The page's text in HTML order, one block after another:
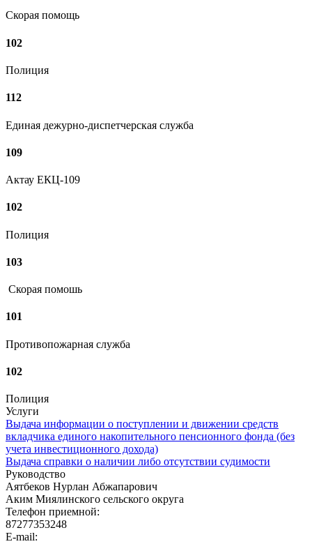
Скорая помощь
102
Полиция
112
Единая дежурно-диспетчерская служба
109
Актау ЕКЦ-109
102
Полиция
103
Скорая помошь
101
Противопожарная служба
102
Полиция
Услуги
Выдача информации о поступлении и движении средств
вкладчика единого накопительного пенсионного фонда (без
учета инвестиционного дохода)
Выдача справки о наличии либо отсутствии судимости
Руководство
Аятбеков Нурлан Абжапарович
Аким Миялинского сельского округа
Телефон приемной:
87277353248
E-mail: